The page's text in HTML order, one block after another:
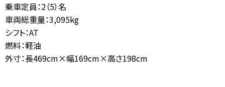
乗車定員：2（5）名
車両総重量：3,095kg
シフト：AT
燃料：軽油
外寸：長469cm×幅169cm×高さ198cm